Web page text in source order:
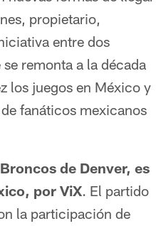
propietario,
entre dos
remonta a la década
los juegos en México y
fanáticos mexicanos
de Denver, es
por ViX. El partido
la participación de